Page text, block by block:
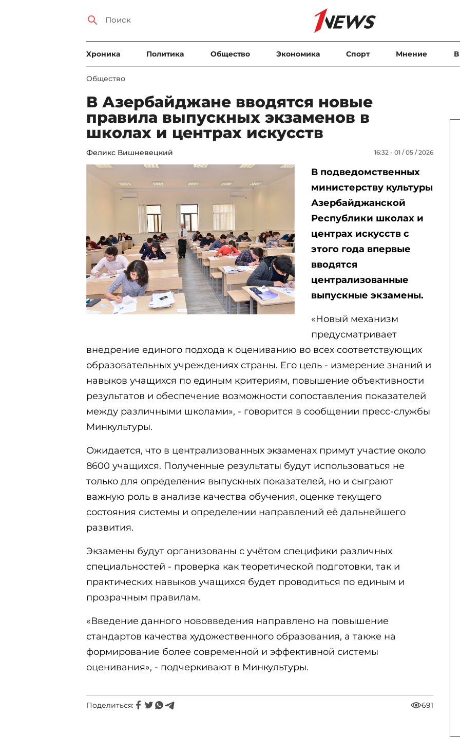
Xроника Политика Общество Экономика Спорт Мнение
Общество
В Азербайджане вводятся новые
правила выпускных экзаменов в
школах и центрах искусств
Феликс Вишневецкий 16:32 - 01 / 05 / 2026
В подведомственных
министерству культуры
Азербайджанской
Республики школах и
центрах искусств с
этого года впервые
вводятся
централизованные
выпускные экзамены.
«Новый механизм
предусматривает
внедрение единого подхода к оцениванию во всех соответствующих
образовательных учреждениях страны. Его цель - измерение знаний и
навыков учащихся по единым критериям, повышение объективности
результатов и обеспечение возможности сопоставления показателей
между различными школами», - говорится в сообщении пресс-службы
Минкультуры.
Ожидается, что в централизованных экзаменах примут участие около
8600 учащихся. Полученные результаты будут использоваться не
только для определения выпускных показателей, но и сыграют
важную роль в анализе качества обучения, оценке текущего
состояния системы и определении направлений её дальнейшего
развития.
Экзамены будут организованы с учётом специфики различных
специальностей - проверка как теоретической подготовки, так и
практических навыков учащихся будет проводиться по единым и
прозрачным правилам.
«Введение данного нововведения направлено на повышение
стандартов качества художественного образования, а также на
формирование более современной и эффективной системы
оценивания», - подчеркивают в Минкультуры.
Поделиться: 691